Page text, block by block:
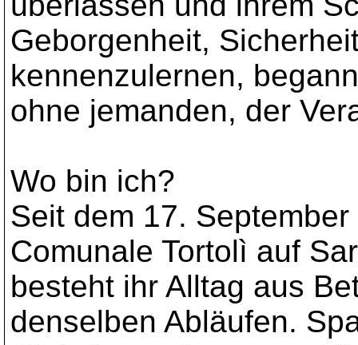
Geborgenheit,
kennenzulernen,
ohne jemanden, der
Wo bin ich?
Seit dem 17.
Comunale Tortolì auf
besteht ihr Alltag aus
denselben Abläufen.